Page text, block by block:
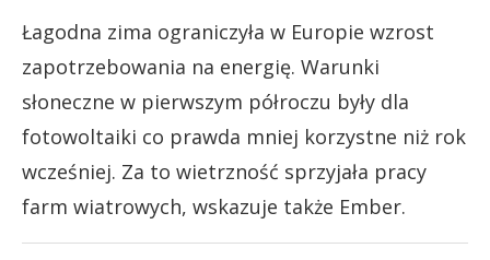
Łagodna zima ograniczyła w Europie wzrost
zapotrzebowania na energię. Warunki
słoneczne w pierwszym półroczu były dla
fotowoltaiki co prawda mniej korzystne niż rok
wcześniej. Za to wietrzność sprzyjała pracy
farm wiatrowych, wskazuje także Ember.